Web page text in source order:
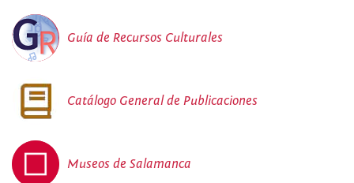
Guía de Recursos Culturales
Catálogo General de Publicaciones
Museos de Salamanca